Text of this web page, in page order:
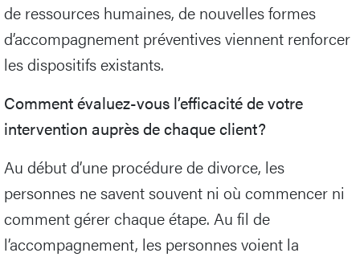
de ressources humaines, de nouvelles formes
d’accompagnement préventives viennent renforcer
les dispositifs existants.
Comment évaluez-vous l’efficacité de votre
intervention auprès de chaque client?
Au début d’une procédure de divorce, les
personnes ne savent souvent ni où commencer ni
comment gérer chaque étape. Au fil de
l’accompagnement, les personnes voient la